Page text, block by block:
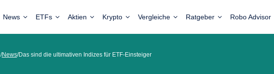
News ETFs Aktien Krypto Vergleiche Ratgeber Robo Advisor
/News/Das sind die ultimativen Indizes für ETF-Einsteiger